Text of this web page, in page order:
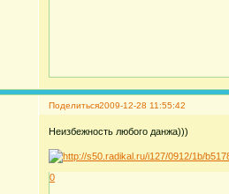
Поделиться2009-12-28 11:55:42
Неизбежность любого данжа)))
0